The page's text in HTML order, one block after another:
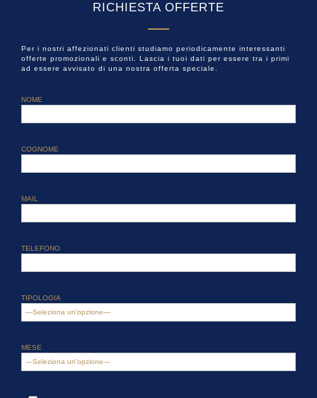
RICHIESTA OFFERTE
Per i nostri affezionati clienti studiamo periodicamente interessanti
offerte promozionali e sconti. Lascia i tuoi dati per essere tra i primi
ad essere avvisato di una nostra offerta speciale.
NOME
COGNOME
MAIL
TELEFONO
TIPOLOGIA
MESE